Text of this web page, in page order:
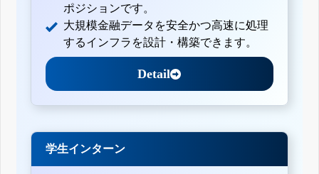
ポジションです。
大規模金融データを安全かつ高速に処理
するインフラを設計・構築できます。
Detail
学生インターン